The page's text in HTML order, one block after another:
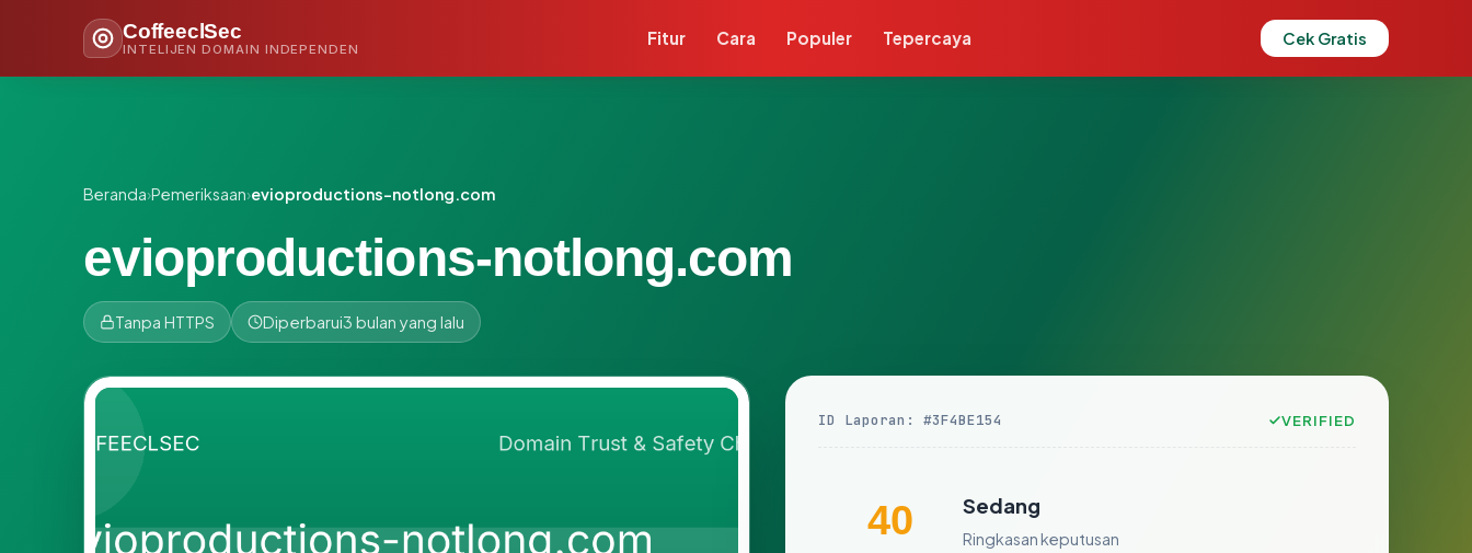
CoffeeclSec
INTELIJEN DOMAIN INDEPENDEN
Fitur Cara Populer Tepercaya Cek Gratis
Beranda›Pemeriksaan›evioproductions-notlong.com
evioproductions-notlong.com
Tanpa HTTPS Diperbarui3 bulan yang lalu
ID Laporan: #3F4BE154 VERIFIED
40 Sedang
Ringkasan keputusan